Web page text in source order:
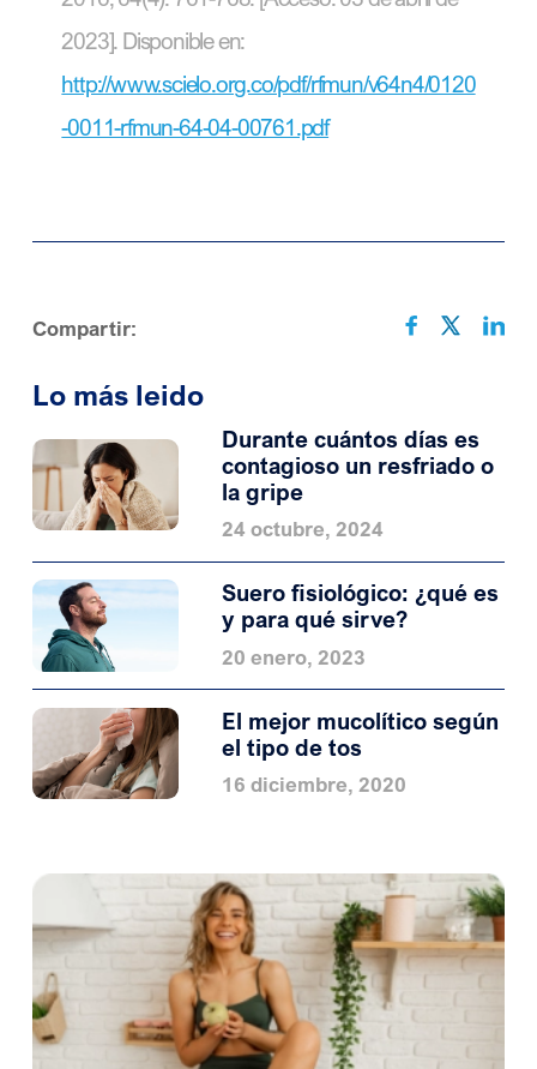
2023]. Disponible en:
http://www.scielo.org.co/pdf/rfmun/v64n4/0120
-0011-rfmun-64-04-00761.pdf
Compartir:
Lo más leido
Durante cuántos días es
contagioso un resfriado o
la gripe
24 octubre, 2024
Suero fisiológico: ¿qué es
y para qué sirve?
20 enero, 2023
El mejor mucolítico según
el tipo de tos
16 diciembre, 2020